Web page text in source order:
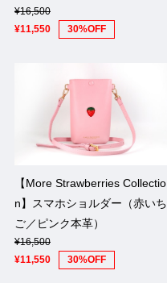
¥16,500
¥11,550
30%OFF
【More Strawberries Collectio
n】スマホショルダー（赤いち
ご／ピンク本革）
¥16,500
¥11,550
30%OFF